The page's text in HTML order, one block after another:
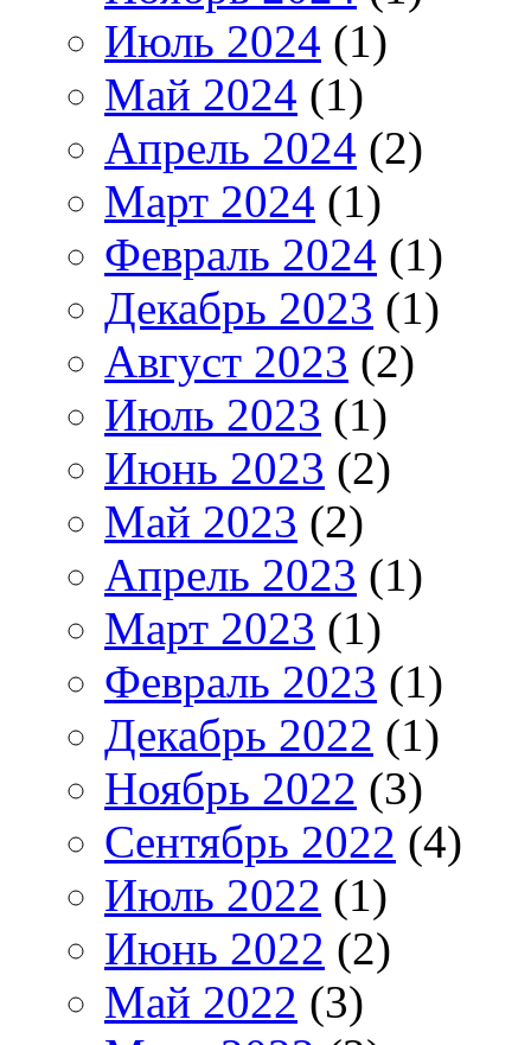
Июль 2024 (1)
Май 2024 (1)
Апрель 2024 (2)
Март 2024 (1)
Февраль 2024 (1)
Декабрь 2023 (1)
Август 2023 (2)
Июль 2023 (1)
Июнь 2023 (2)
Май 2023 (2)
Апрель 2023 (1)
Март 2023 (1)
Февраль 2023 (1)
Декабрь 2022 (1)
Ноябрь 2022 (3)
Сентябрь 2022 (4)
Июль 2022 (1)
Июнь 2022 (2)
Май 2022 (3)